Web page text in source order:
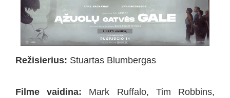
Režisierius: Stuartas Blumbergas
Filme vaidina: Mark Ruffalo, Tim Robbins,